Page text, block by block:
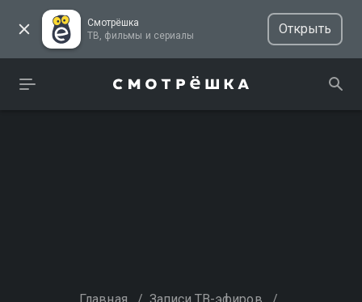
Смотрёшка
ТВ, фильмы и сериалы
Открыть